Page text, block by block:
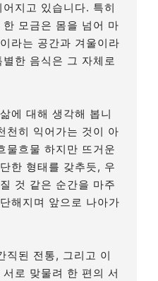
지고 있습니다. 특히
모금은 몸을 넘어 마
라는 공간과 겨울이라
한 음식은 그 자체로
에 대해 생각해 봅니
천히 익어가는 것이 아
물흐물 하지만 뜨거운
한 형태를 갖추듯, 우
것 같은 순간을 마주
해지며 앞으로 나아가
직된 전통, 그리고 이
로 맞물려 한 편의 서